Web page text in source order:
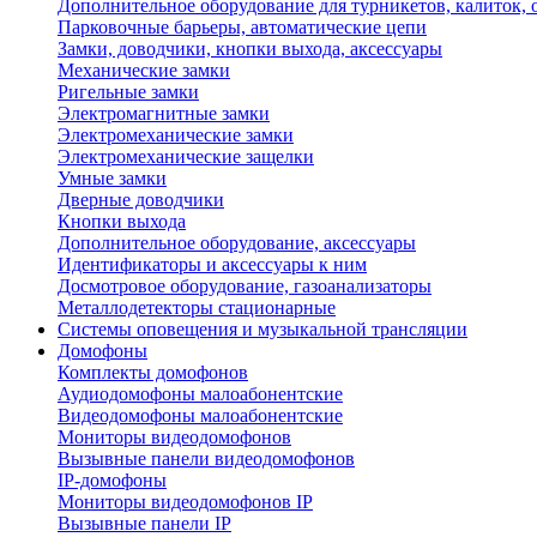
Дополнительное оборудование для турникетов, калиток,
Парковочные барьеры, автоматические цепи
Замки, доводчики, кнопки выхода, аксессуары
Механические замки
Ригельные замки
Электромагнитные замки
Электромеханические замки
Электромеханические защелки
Умные замки
Дверные доводчики
Кнопки выхода
Дополнительное оборудование, аксессуары
Идентификаторы и аксессуары к ним
Досмотровое оборудование, газоанализаторы
Металлодетекторы стационарные
Системы оповещения и музыкальной трансляции
Домофоны
Комплекты домофонов
Аудиодомофоны малоабонентские
Видеодомофоны малоабонентские
Мониторы видеодомофонов
Вызывные панели видеодомофонов
IP-домофоны
Мониторы видеодомофонов IP
Вызывные панели IP